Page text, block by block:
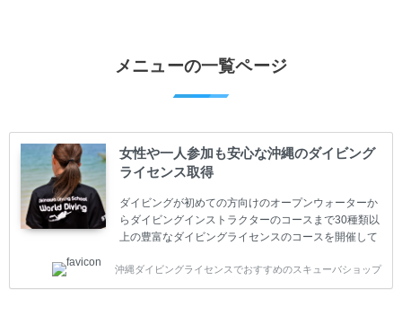
メニューの一覧ページ
女性や一人参加も安心な沖縄のダイビング
ライセンス取得
ダイビングが初めての方向けのオープンウォーターか
らダイビングインストラクターのコースまで30種類以
上の豊富なダイビングライセンスのコースを開催して
(TEC)のコースもご用意しています。 当スクールを受
講するお客様は一人参加などの少人数のご参加が最も
沖縄ダイビングライセンスでおすすめのスキューバショップ